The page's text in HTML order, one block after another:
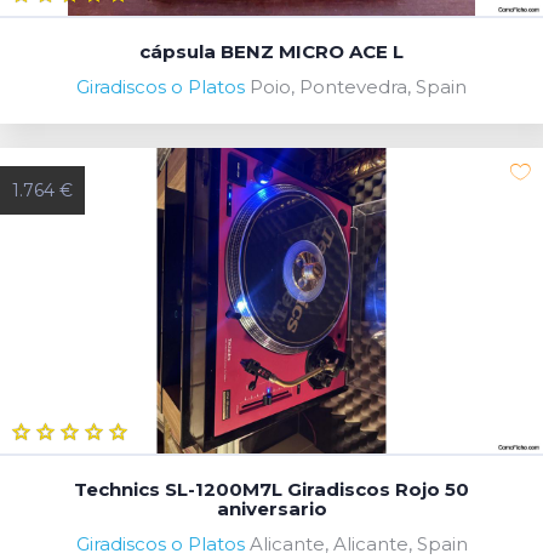
cápsula BENZ MICRO ACE L
Giradiscos o Platos Poio, Pontevedra, Spain
1.764 €
Technics SL-1200M7L Giradiscos Rojo 50
aniversario
Giradiscos o Platos Alicante, Alicante, Spain